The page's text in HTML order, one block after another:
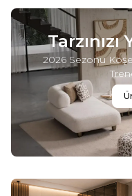
2026 Sezonu